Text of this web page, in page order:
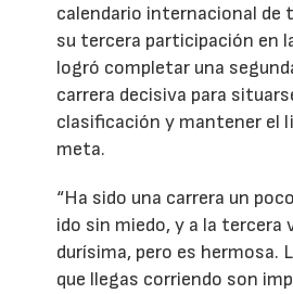
calendario internacional de
su tercera participación en
logró completar una
carrera decisiva para
clasificación y mantener el
meta.
“Ha sido una carrera un
ido sin miedo, y a la tercera
durísima, pero es hermosa.
que llegas corriendo son